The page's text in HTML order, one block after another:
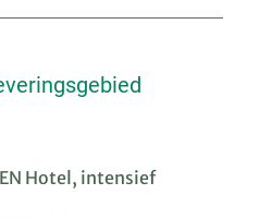
Hotel, intensief